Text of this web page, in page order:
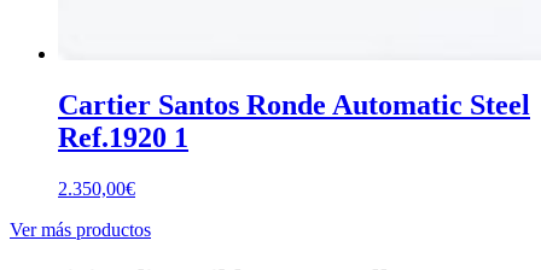
Cartier Santos Ronde Automatic Steel
Ref.1920 1
2.350,00€
Ver más productos